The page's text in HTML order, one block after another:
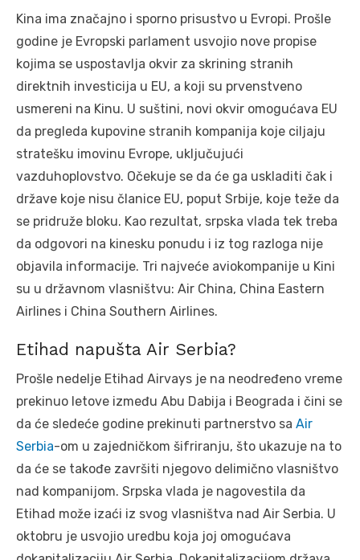
Kina ima značajno i sporno prisustvo u Evropi. Prošle
godine je Evropski parlament usvojio nove propise
kojima se uspostavlja okvir za skrining stranih
direktnih investicija u EU, a koji su prvenstveno
usmereni na Kinu. U suštini, novi okvir omogućava EU
da pregleda kupovine stranih kompanija koje ciljaju
stratešku imovinu Evrope, uključujući
vazduhoplovstvo. Očekuje se da će ga uskladiti čak i
države koje nisu članice EU, poput Srbije, koje teže da
se pridruže bloku. Kao rezultat, srpska vlada tek treba
da odgovori na kinesku ponudu i iz tog razloga nije
objavila informacije. Tri najveće aviokompanije u Kini
su u državnom vlasništvu: Air China, China Eastern
Airlines i China Southern Airlines.
Etihad napušta Air Serbia?
Prošle nedelje Etihad Airvays je na neodređeno vreme
prekinuo letove između Abu Dabija i Beograda i čini se
da će sledeće godine prekinuti partnerstvo sa Air
Serbia-om u zajedničkom šifriranju, što ukazuje na to
da će se takođe završiti njegovo delimično vlasništvo
nad kompanijom. Srpska vlada je nagovestila da
Etihad može izaći iz svog vlasništva nad Air Serbia. U
oktobru je usvojio uredbu koja joj omogućava